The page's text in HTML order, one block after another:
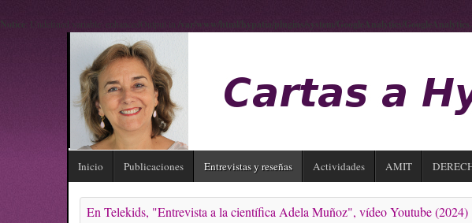
Notice : Undefined variable: enhancedOutput in /var/www/html/hypatia/plugins/system/GoogleAnalytics/
Inicio Publicaciones Entrevistas y reseñas Actividades AMIT
En Telekids, "Entrevista a la científica Adela Muñoz", vídeo Youtube (2024)